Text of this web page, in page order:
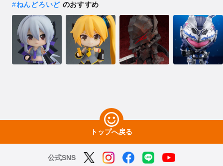
#ねんどろいどのおすすめ
トップへ戻る
公式SNS